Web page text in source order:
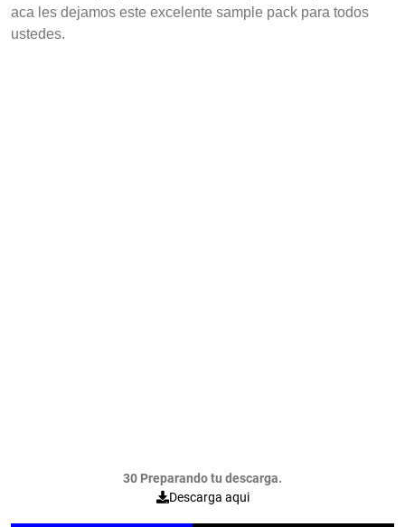
aca les dejamos este excelente sample pack para todos
ustedes.
30 Preparando tu descarga.
Descarga aqui